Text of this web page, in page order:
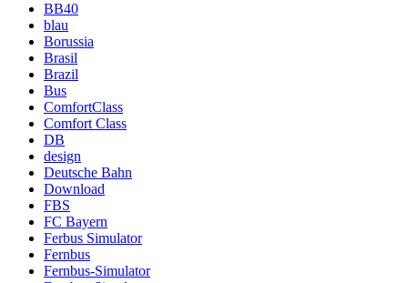
BB40
blau
Borussia
Brasil
Brazil
Bus
ComfortClass
Comfort Class
DB
design
Deutsche Bahn
Download
FBS
FC Bayern
Ferbus Simulator
Fernbus
Fernbus-Simulator